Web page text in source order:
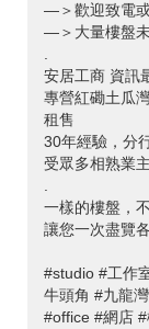
—＞歡迎致電
—＞大量樓盤
.
安居工商 資訊
專營紅磡土瓜
租售
30年經驗，分
受眾多相熟業
.
一樣的樓盤，
讓您一次盡覽
#studio #工作
牛頭角 #九龍
#office #網店